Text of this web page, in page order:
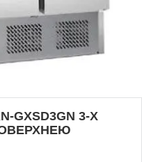
GXSD3GN 3-Х